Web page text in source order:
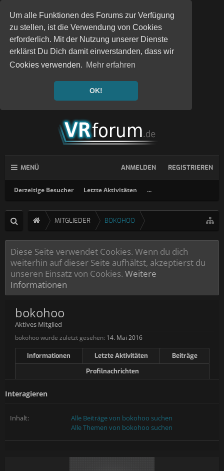
Um alle Funktionen des Forums zur Verfügung
zu stellen, ist die Verwendung von Cookies
erforderlich. Mit der Nutzung unserer Dienste
erklärst Du Dich damit einverstanden, dass wir
Cookies verwenden. Mehr erfahren
OK!
MENÜ
Derzeitige Besucher Letzte Aktivitäten ...
ANMELDEN REGISTRIEREN
MITGLIEDER BOKOHOO
Diese Seite verwendet Cookies. Wenn du dich
weiterhin auf dieser Seite aufhältst, akzeptierst du
unseren Einsatz von Cookies. Weitere
Informationen
bokohoo
Aktives Mitglied
bokohoo wurde zuletzt gesehen: 14. Mai 2016
Informationen Letzte Aktivitäten
Beiträge
Profilnachrichten
Interagieren
Inhalt:
Alle Beiträge von bokohoo suchen
Alle Themen von bokohoo suchen